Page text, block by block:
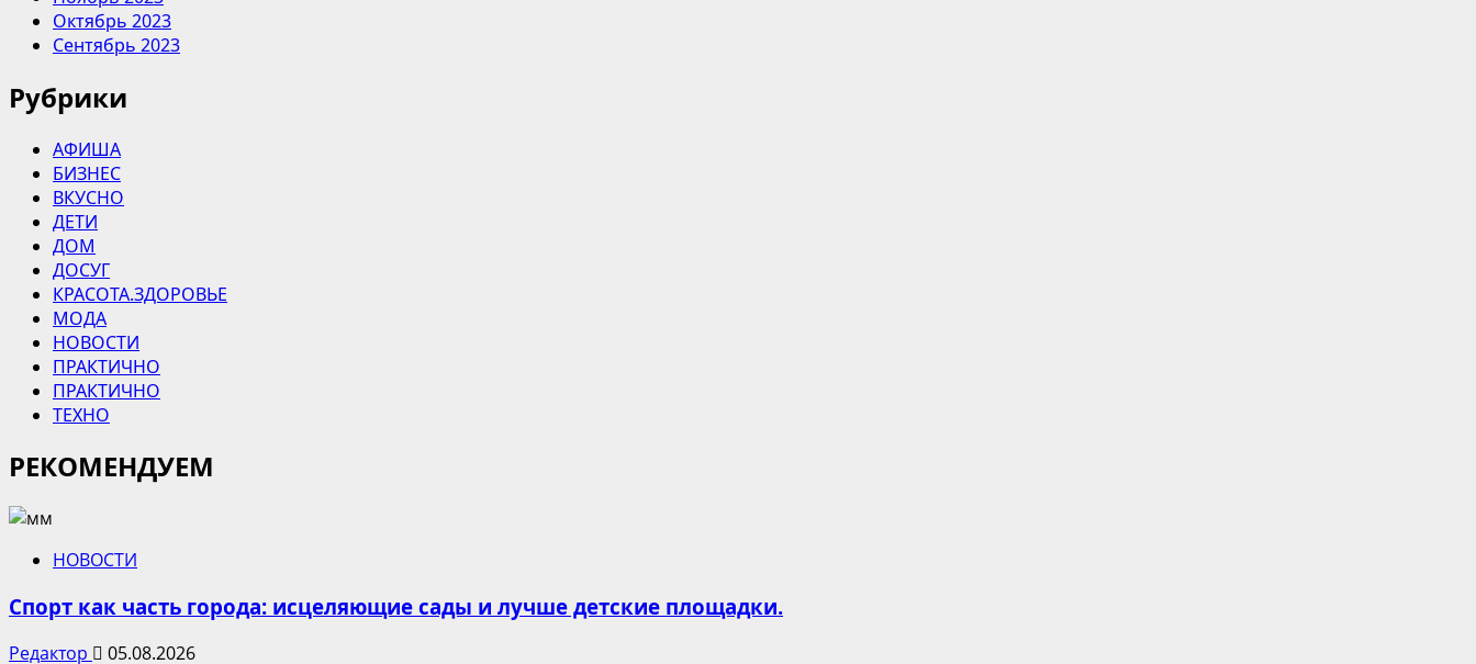
Октябрь 2023
Сентябрь 2023
Рубрики
АФИША
БИЗНЕС
ВКУСНО
ДЕТИ
ДОМ
ДОСУГ
КРАСОТА.ЗДОРОВЬЕ
МОДА
НОВОСТИ
ПРАКТИЧНО
ПРАКТИЧНО
ТЕХНО
РЕКОМЕНДУЕМ
НОВОСТИ
Спорт как часть города: исцеляющие сады и лучше детские площадки.
Редактор 05.08.2026